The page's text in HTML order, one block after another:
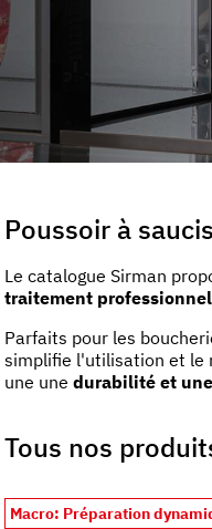
dal suo utilizzo dei
Poussoir à
Le catalogue Sirman
traitement
Parfaits pour les
simplifie l'utilisation et le
une une durabilité et
Tous nos
Macro: Préparation